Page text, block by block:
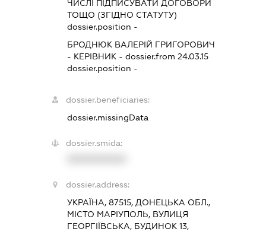
ЧИСЛІ ПІДПИСУВАТИ ДОГОВОРИ
ТОЩО (ЗГІДНО СТАТУТУ)
dossier.position -
БРОДНЮК ВАЛЕРІЙ ГРИГОРОВИЧ
- КЕРІВНИК - dossier.from 24.03.15
dossier.position -
dossier.beneficiaries:
dossier.missingData
dossier.smida:
dossier.address:
УКРАЇНА, 87515, ДОНЕЦЬКА ОБЛ.,
МІСТО МАРІУПОЛЬ, ВУЛИЦЯ
ГЕОРГІЇВСЬКА, БУДИНОК 13,